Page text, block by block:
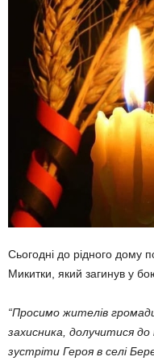
Сьогодні до рідного дому
Микитки, який загинув у
“Просимо жителів
захисника, долучитися
зустріти Героя в селі